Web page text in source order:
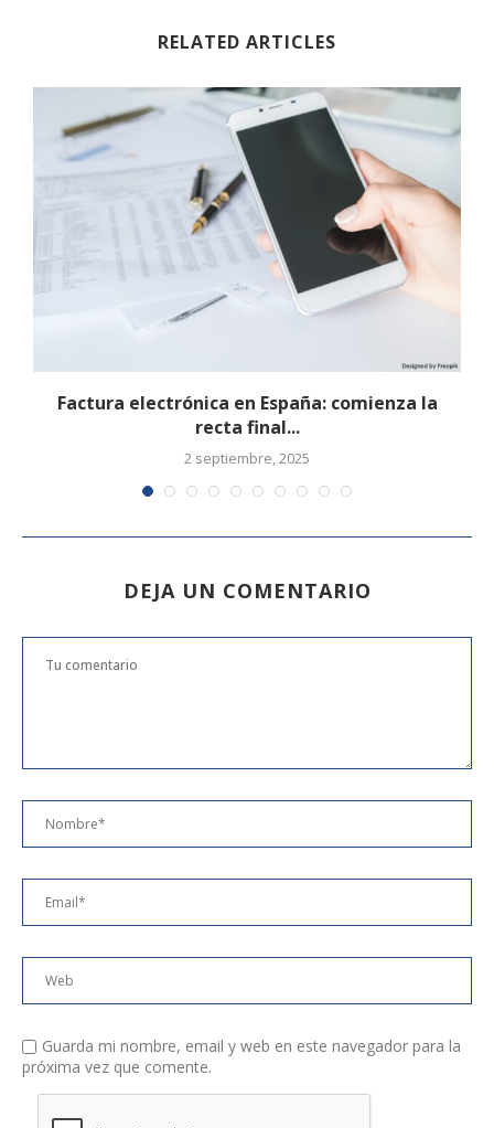
RELATED ARTICLES
Factura electrónica en España: comienza la
recta final...
2 septiembre, 2025
DEJA UN COMENTARIO
Guarda mi nombre, email y web en este navegador para la
próxima vez que comente.